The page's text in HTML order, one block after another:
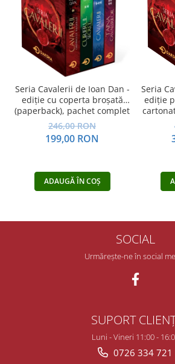
Seria Cavalerii de Ioan Dan -
ediție cu coperta broșată
(paperback), pachet complet
246,00 RON
199,00 RON
ADAUGĂ ÎN COȘ
Seria
ediție
SOCIAL
Urmărește-ne în social
SUPORT
Luni - Vineri 11:00 -
0726 334 721